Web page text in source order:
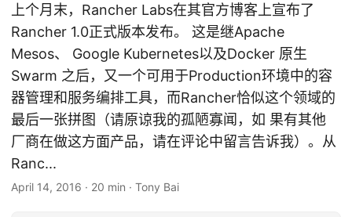
上个月末，Rancher Labs在其官方博客上宣布了
Rancher 1.0正式版本发布。 这是继Apache
Mesos、 Google Kubernetes以及Docker 原生
Swarm 之后，又一个可用于Production环境中的容
器管理和服务编排工具，而Rancher恰似这个领域的
最后一张拼图（请原谅我的孤陋寡闻，如 果有其他
厂商在做这方面产品，请在评论中留言告诉我）。从
Ranc...
April 14, 2016 · 20 min · Tony Bai